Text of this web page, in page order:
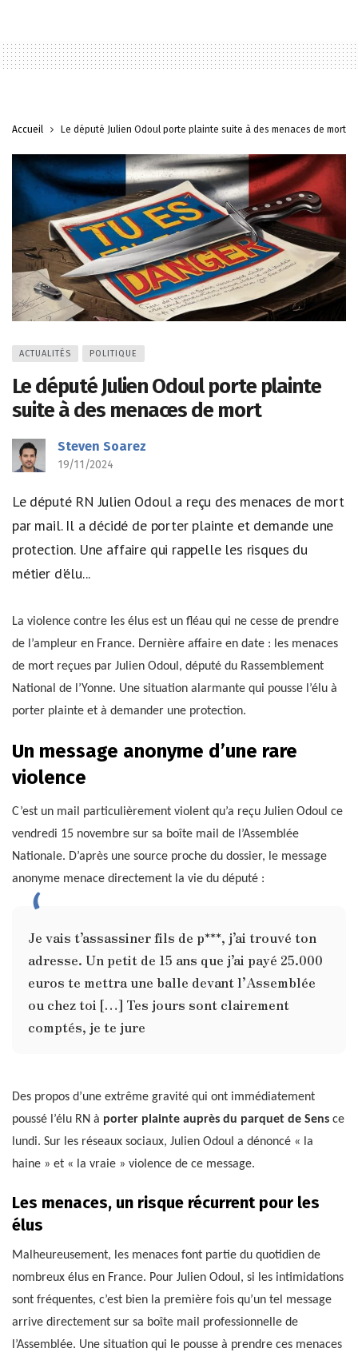
Accueil Le député Julien Odoul porte plainte suite à des menaces de mort
ACTUALITÉS POLITIQUE
Le député Julien Odoul porte plainte
suite à des menaces de mort
Steven Soarez
19/11/2024
Le député RN Julien Odoul a reçu des menaces de mort
par mail. Il a décidé de porter plainte et demande une
protection. Une affaire qui rappelle les risques du
métier d'élu...
La violence contre les élus est un fléau qui ne cesse de prendre
de l’ampleur en France. Dernière affaire en date : les menaces
de mort reçues par Julien Odoul, député du Rassemblement
National de l’Yonne. Une situation alarmante qui pousse l’élu à
porter plainte et à demander une protection.
Un message anonyme d’une rare
violence
C’est un mail particulièrement violent qu’a reçu Julien Odoul ce
vendredi 15 novembre sur sa boîte mail de l’Assemblée
Nationale. D’après une source proche du dossier, le message
anonyme menace directement la vie du député :
Je vais t’assassiner fils de p***, j’ai trouvé ton
adresse. Un petit de 15 ans que j’ai payé 25.000
euros te mettra une balle devant l’Assemblée
ou chez toi […] Tes jours sont clairement
comptés, je te jure
Des propos d’une extrême gravité qui ont immédiatement
poussé l’élu RN à porter plainte auprès du parquet de Sens ce
lundi. Sur les réseaux sociaux, Julien Odoul a dénoncé « la
haine » et « la vraie » violence de ce message.
Les menaces, un risque récurrent pour les
élus
Malheureusement, les menaces font partie du quotidien de
nombreux élus en France. Pour Julien Odoul, si les intimidations
sont fréquentes, c’est bien la première fois qu’un tel message
arrive directement sur sa boîte mail professionnelle de
l’Assemblée. Une situation qui le pousse à prendre ces menaces